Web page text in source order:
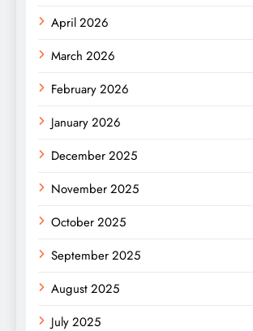
April 2026
March 2026
February 2026
January 2026
December 2025
November 2025
October 2025
September 2025
August 2025
July 2025